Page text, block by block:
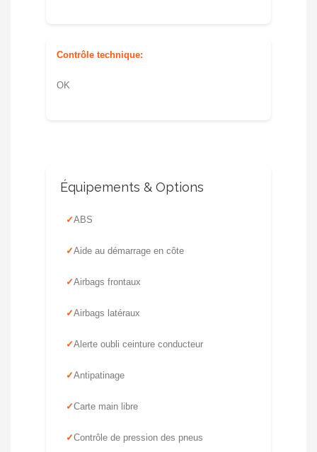
Contrôle technique:
OK
Équipements & Options
ABS
Aide au démarrage en côte
Airbags frontaux
Airbags latéraux
Alerte oubli ceinture conducteur
Antipatinage
Carte main libre
Contrôle de pression des pneus